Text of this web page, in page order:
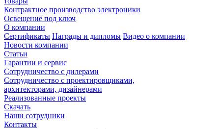
Контрактное производство электроники
Освещение под ключ
О компании
Сертификаты Награды и дипломы Видео о компании
Новости компании
Статьи
Гарантии и сервис
Сотрудничество с дилерами
Сотрудничество с проектировщиками,
архитекторами, дизайнерами
Реализованные проекты
Скачать
Наши сотрудники
Контакты